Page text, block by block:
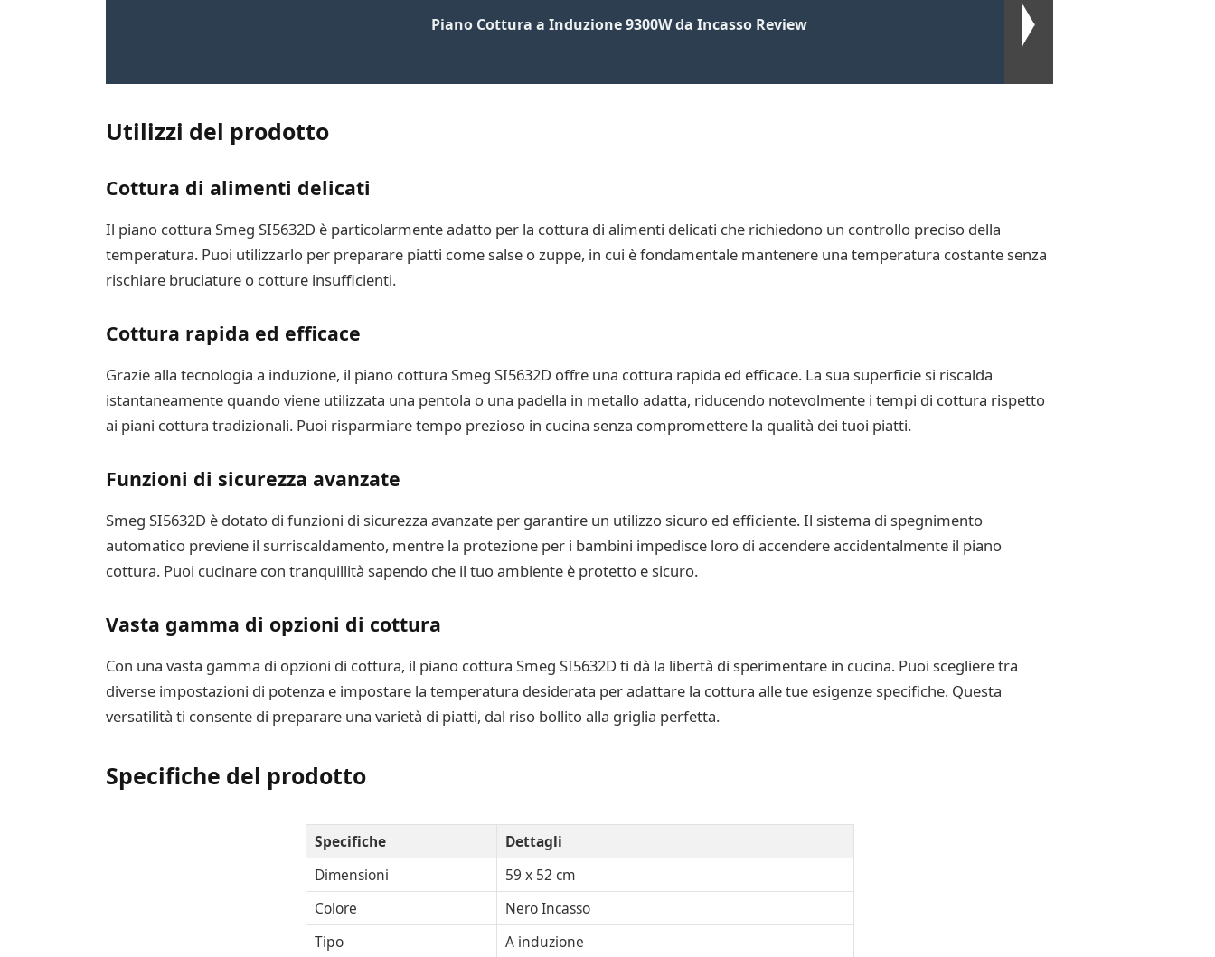
Piano Cottura a Induzione 9300W da Incasso Review
Utilizzi del prodotto
Cottura di alimenti delicati
Il piano cottura Smeg SI5632D è particolarmente adatto per la cottura di alimenti delicati che richiedono un controllo preciso della
temperatura. Puoi utilizzarlo per preparare piatti come salse o zuppe, in cui è fondamentale mantenere una temperatura costante senza
rischiare bruciature o cotture insufficienti.
Cottura rapida ed efficace
Grazie alla tecnologia a induzione, il piano cottura Smeg SI5632D offre una cottura rapida ed efficace. La sua superficie si riscalda
istantaneamente quando viene utilizzata una pentola o una padella in metallo adatta, riducendo notevolmente i tempi di cottura rispetto
ai piani cottura tradizionali. Puoi risparmiare tempo prezioso in cucina senza compromettere la qualità dei tuoi piatti.
Funzioni di sicurezza avanzate
Smeg SI5632D è dotato di funzioni di sicurezza avanzate per garantire un utilizzo sicuro ed efficiente. Il sistema di spegnimento
automatico previene il surriscaldamento, mentre la protezione per i bambini impedisce loro di accendere accidentalmente il piano
cottura. Puoi cucinare con tranquillità sapendo che il tuo ambiente è protetto e sicuro.
Vasta gamma di opzioni di cottura
Con una vasta gamma di opzioni di cottura, il piano cottura Smeg SI5632D ti dà la libertà di sperimentare in cucina. Puoi scegliere tra
diverse impostazioni di potenza e impostare la temperatura desiderata per adattare la cottura alle tue esigenze specifiche. Questa
versatilità ti consente di preparare una varietà di piatti, dal riso bollito alla griglia perfetta.
Specifiche del prodotto
Specifiche
Dettagli
Dimensioni
59 x 52 cm
Colore
Nero Incasso
Tipo
A induzione